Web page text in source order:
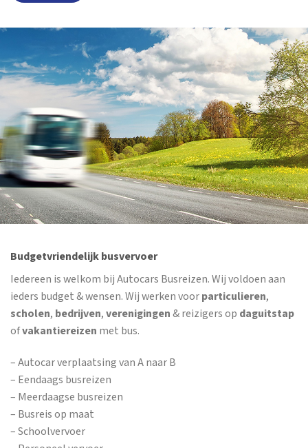
Budgetvriendelijk busvervoer
Iedereen is welkom bij Autocars Busreizen. Wij voldoen aan
ieders budget & wensen. Wij werken voorparticulieren,
scholen, bedrijven,verenigingen& reizigers op daguitstap
ofvakantiereizen met bus.
– Autocar verplaatsing van A naar B
– Eendaags busreizen
– Meerdaagse busreizen
– Busreis op maat
– Schoolvervoer